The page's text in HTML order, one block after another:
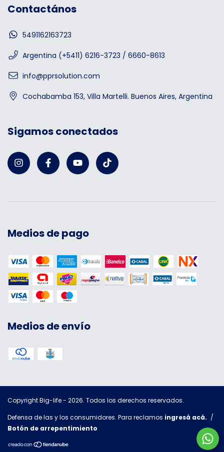
Contactános
5491162163723
Argentina (+5411) 6216-3723 / 6660-8613
info@pprsolution.com
Cochabamba 153, Villa Martelli. Buenos Aires, Argentina
Sigamos conectados
Medios de pago
Medios de envío
Copyright Big-life - 2026. Todos los derechos reservados.
Defensa de las y los consumidores. Para reclamos ingresá acá. /
Botón de arrepentimiento